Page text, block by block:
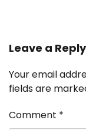
Leave a Reply
Your email
fields are
Comment *